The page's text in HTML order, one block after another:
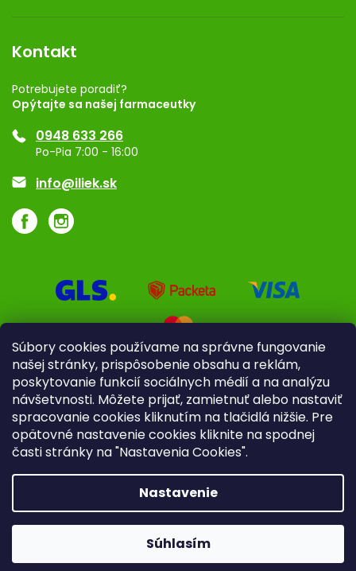
Súbory cookies používame na správne fungovanie
našej stránky, prispôsobenie obsahu a reklám,
poskytovanie funkcií sociálnych médií a na analýzu
návšetvnosti. Môžete prijať, zamietnuť alebo nastaviť
spracovanie cookies kliknutím na tlačidlá nižšie. Pre
opätovné nastavenie cookies kliknite na spodnej
časti stránky na "Nastavenia Cookies".
Nastavenie
Súhlasím
Obchodné podmienky
Dermocentrum
Rozhodnutie na prevádzku
Registrácia
Ponuka pre firmy
Značky
Kontakt
Potrebujete poradiť?
Opýtajte sa našej farmaceutky
0948 633 266
Po-Pia 7:00 - 16:00
info@iliek.sk
Pre firmy Poradenstvo
iliek.sk. Všetky práva vyhradené.
nastavenie cookies